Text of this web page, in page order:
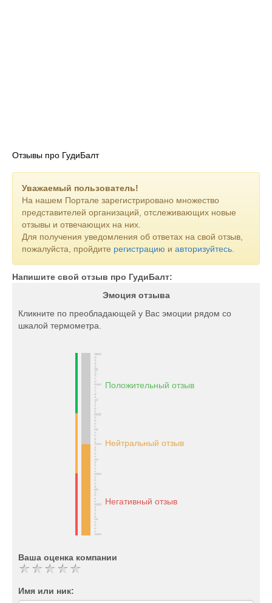
Отзывы про ГудиБалт
Уважаемый пользователь!
На нашем Портале зарегистрировано множество
представителей организаций, отслеживающих новые
отзывы и отвечающих на них.
Для получения уведомления об ответах на свой отзыв,
пожалуйста, пройдите регистрацию и авторизуйтесь
Напишите свой отзыв про ГудиБалт:
Эмоция отзыва
Кликните по преобладающей у Вас эмоции рядом со
шкалой термометра.
Положительный отзыв
Нейтральный отзыв
Негативный отзыв
Ваша оценка компании
Имя или ник: